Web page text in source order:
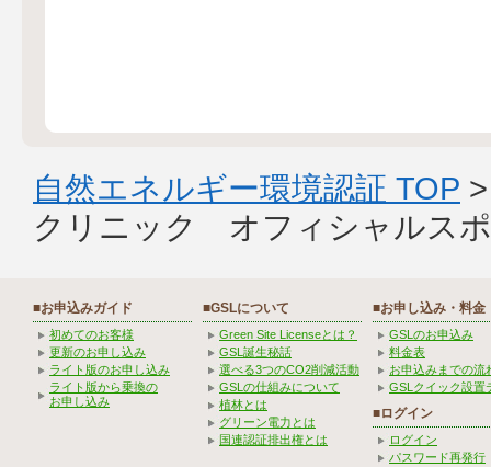
自然エネルギー環境認証 TOP
クリニック オフィシャルス
■お申込みガイド
初めてのお客様
更新のお申し込み
ライト版のお申し込み
ライト版から乗換の
お申し込み
■GSLについて
Green Site Licenseとは？
GSL誕生秘話
選べる3つのCO2削減活動
GSLの仕組みについて
植林とは
グリーン電力とは
国連認証排出権とは
■お申し込み・料金
GSLのお申込み
料金表
お申込みまでの流
GSLクイック設置
■ログイン
ログイン
パスワード再発行